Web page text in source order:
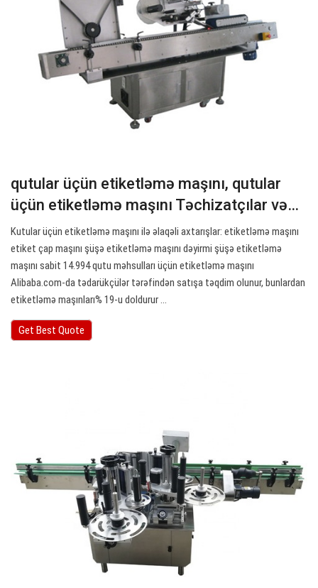
qutular üçün etiketləmə maşını, qutular
üçün etiketləmə maşını Təchizatçılar və…
Kutular üçün etiketləmə maşını ilə əlaqəli axtarışlar: etiketləmə maşını
etiket çap maşını şüşə etiketləmə maşını dəyirmi şüşə etiketləmə
maşını sabit 14.994 qutu məhsulları üçün etiketləmə maşını
Alibaba.com-da tədarükçülər tərəfindən satışa təqdim olunur, bunlardan
etiketləmə maşınları% 19-u doldurur ...
Get Best Quote